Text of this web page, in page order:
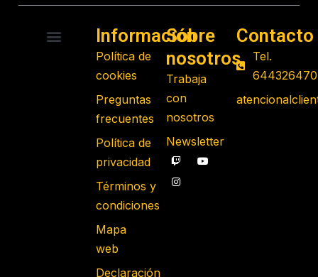
Información
Política de
cookies
Preguntas
frecuentes
Política de
privacidad
Términos y
condiciones
Mapa
web
Declaración
Sobre
nosotros
Trabaja
con
nosotros
Newsletter
Contacto
Tel.
644326470